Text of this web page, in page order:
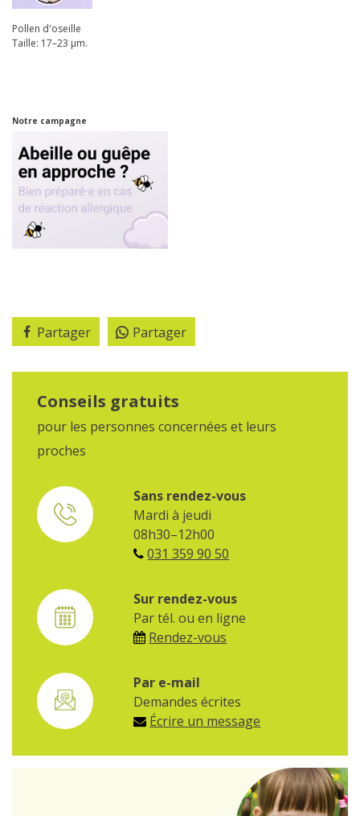
Pollen d'oseille
Taille: 17–23 µm.
Notre campagne
Partager Partager
Conseils gratuits
pour les personnes concernées et leurs
proches
Sans rendez-vous
Mardi à jeudi
08h30–12h00
031 359 90 50
Sur rendez-vous
Par tél. ou en ligne
Rendez-vous
Par e-mail
Demandes écrites
Écrire un message